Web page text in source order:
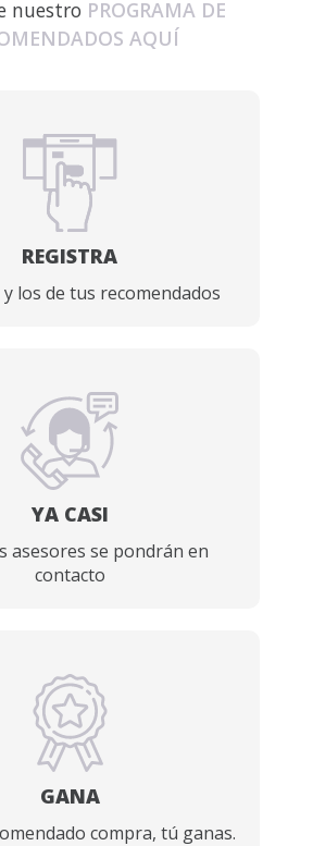
nuestro PROGRAMA DE
AQUÍ
REGISTRA
los de tus recomendados
YA CASI
asesores se pondrán en
contacto
GANA
compra, tú ganas.